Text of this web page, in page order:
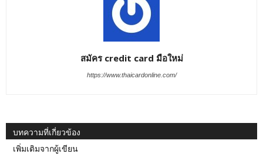
สมัคร credit card มือใหม่
https://www.thaicardonline.com/
บทความที่เกี่ยวข้อง
เพิ่มเติมจากผู้เขียน